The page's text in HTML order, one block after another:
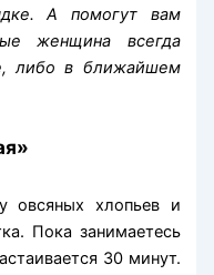
А помогут вам
женщина всегда
либо в ближайшем
овсяных хлопьев и
Пока занимаетесь
30 минут.